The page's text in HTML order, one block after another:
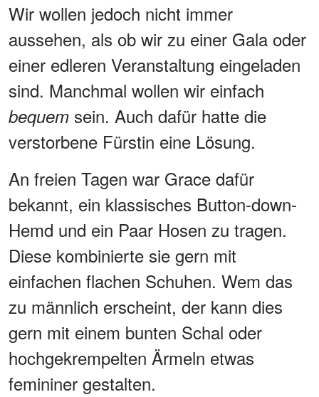
Wir wollen jedoch nicht immer
aussehen, als ob wir zu einer Gala oder
einer edleren Veranstaltung eingeladen
sind. Manchmal wollen wir einfach
bequem sein. Auch dafür hatte die
verstorbene Fürstin eine Lösung.
An freien Tagen war Grace dafür
bekannt, ein klassisches Button-down-
Hemd und ein Paar Hosen zu tragen.
Diese kombinierte sie gern mit
einfachen flachen Schuhen. Wem das
zu männlich erscheint, der kann dies
gern mit einem bunten Schal oder
hochgekrempelten Ärmeln etwas
femininer gestalten.